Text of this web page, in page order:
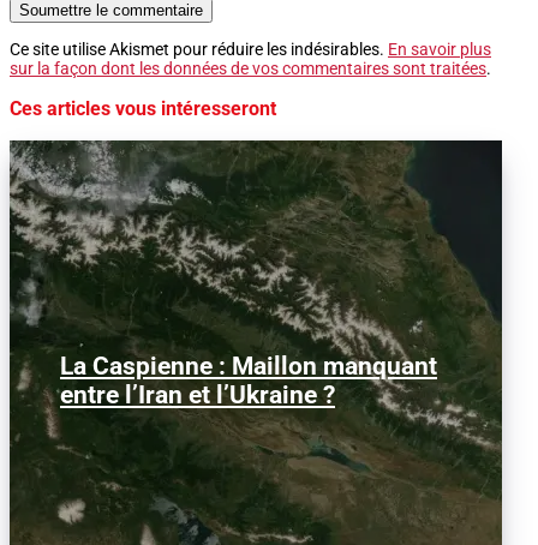
Soumettre le commentaire
Ce site utilise Akismet pour réduire les indésirables. En savoir plus
sur la façon dont les données de vos commentaires sont traitées.
Ces articles vous intéresseront
La Caspienne : Maillon manquant
entre l’Iran et l’Ukraine ?
Samedi 25 juillet 2026, des drones
ukrainiens ont frappé plusieurs cibles
en mer Caspienne, parmi...